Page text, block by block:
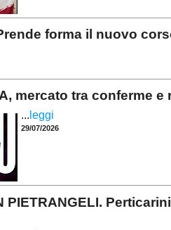
forma il nuovo
mercato tra conferme
... leggi
29/07/2026
PIETRANGELI.